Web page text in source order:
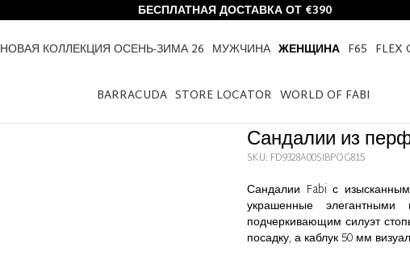
БЕСПЛАТНАЯ ДОСТАВКА ОТ €390
НОВАЯ КОЛЛЕКЦИЯ ОСЕНЬ-ЗИМА 26 МУЖЧИНА ЖЕНЩИНА F65 FLEX
BARRACUDA STORE LOCATOR WORLD OF FABI
ЖЕНЩИНА САНДАЛИИ ИЗ ПЕРФОРИРОВАННОЙ ТЕЛЯЧЬЕЙ КОЖИ
Сандалии из
SKU: FD9328A00SIBPOG815
Сандалии Fabi с
украшенные
подчеркивающим силуэт
посадку, а каблук 50 мм